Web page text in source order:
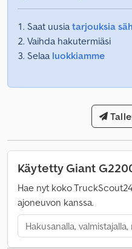
Saat uusia tarjouksia
Vaihda hakutermiäsi
Selaa luokkiamme
Käytetty Giant
Hae nyt koko
ajoneuvon kanssa.